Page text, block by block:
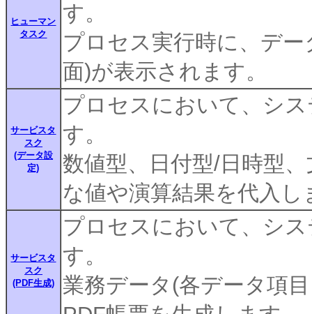
ヒューマン
タスク
す。
プロセス実行時に、デ
面)が表示されます。
サービスタ
スク
(データ設
定)
プロセスにおいて、シ
す。
数値型、日付型/日時型
な値や演算結果を代入し
サービスタ
スク
(PDF生成)
プロセスにおいて、シ
す。
業務データ(各データ項